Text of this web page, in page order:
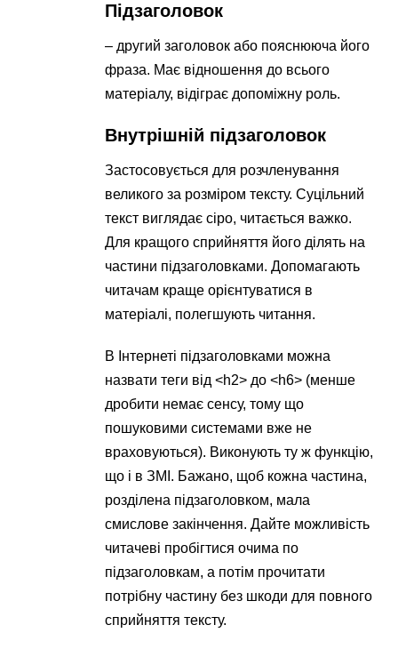
Підзаголовок
– другий заголовок або пояснююча його
фраза. Має відношення до всього
матеріалу, відіграє допоміжну роль.
Внутрішній підзаголовок
Застосовується для розчленування
великого за розміром тексту. Суцільний
текст виглядає сіро, читається важко.
Для кращого сприйняття його ділять на
частини підзаголовками. Допомагають
читачам краще орієнтуватися в
матеріалі, полегшують читання.
В Інтернеті підзаголовками можна
назвати теги від <h2> до <h6> (менше
дробити немає сенсу, тому що
пошуковими системами вже не
враховуються). Виконують ту ж функцію,
що і в ЗМІ. Бажано, щоб кожна частина,
розділена підзаголовком, мала
смислове закінчення. Дайте можливість
читачеві пробігтися очима по
підзаголовкам, а потім прочитати
потрібну частину без шкоди для повного
сприйняття тексту.